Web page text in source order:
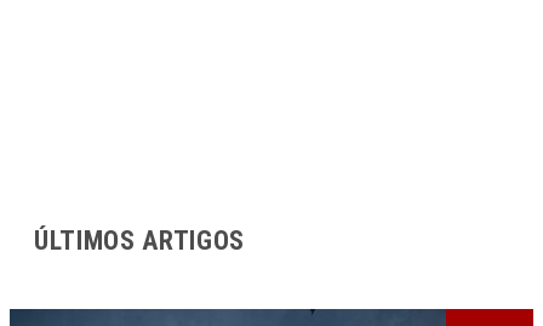
ÚLTIMOS ARTIGOS